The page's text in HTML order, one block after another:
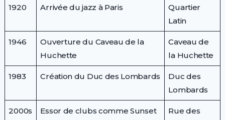
1920 Arrivée du jazz à Paris
Quartier
Latin
1946
Ouverture du Caveau de la
Huchette
Caveau de
la Huchette
1983 Création du Duc des Lombards
Duc des
Lombards
2000s
Essor de clubs comme Sunset
Rue des